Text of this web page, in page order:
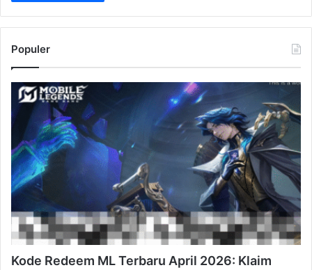
Populer
Kode Redeem ML Terbaru April 2026: Klaim